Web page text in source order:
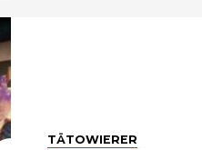
TÄTOWIERER